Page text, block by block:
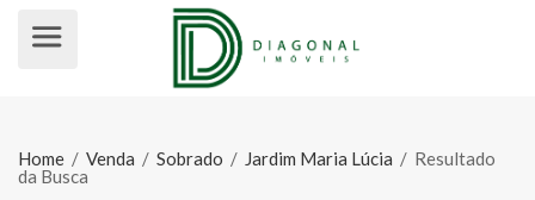
Home / Venda / Sobrado / Jardim Maria Lúcia / Resultado
da Busca